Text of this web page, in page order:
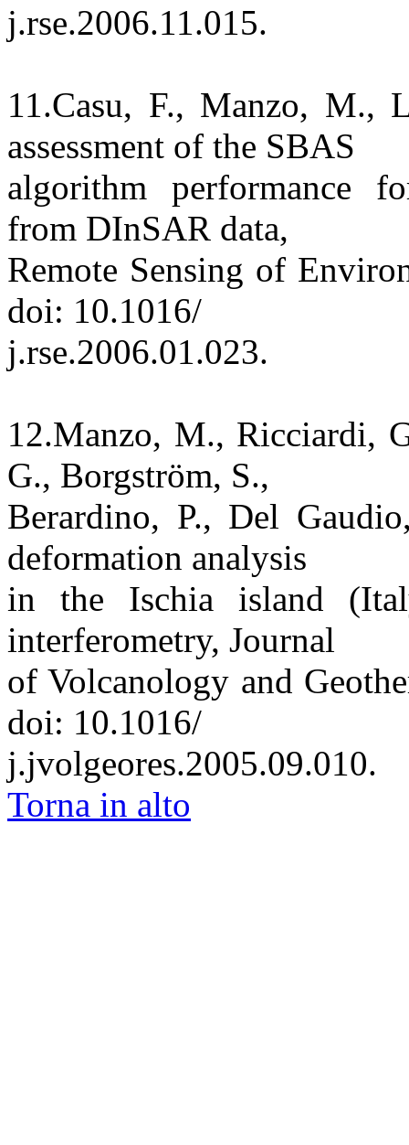
j.rse.2006.11.015.
11.Casu, F., Manzo, M.,
assessment of the SBAS
algorithm performance
from DInSAR data,
Remote Sensing of
doi: 10.1016/
j.rse.2006.01.023.
12.Manzo, M., Ricciardi,
G., Borgström, S.,
Berardino, P., Del
deformation analysis
in the Ischia island
interferometry, Journal
of Volcanology and
doi: 10.1016/
j.jvolgeores.2005.09.010.
Torna in alto